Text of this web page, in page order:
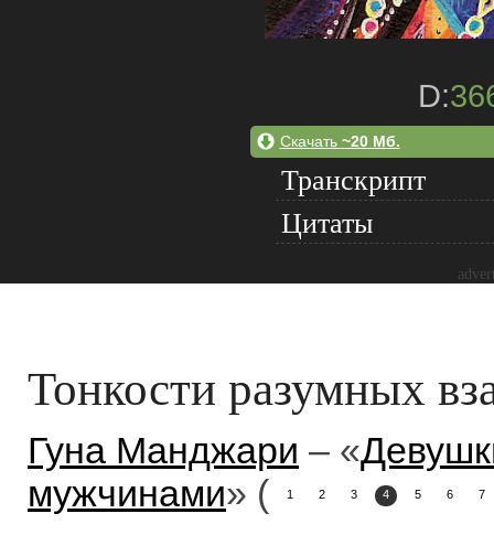
D:
Скачать ~20 Мб.
Транскрипт
Цитаты
Тонкости разумных
Гуна Манджари – «
мужчинами» ( 1 2 3 4 5 6 7